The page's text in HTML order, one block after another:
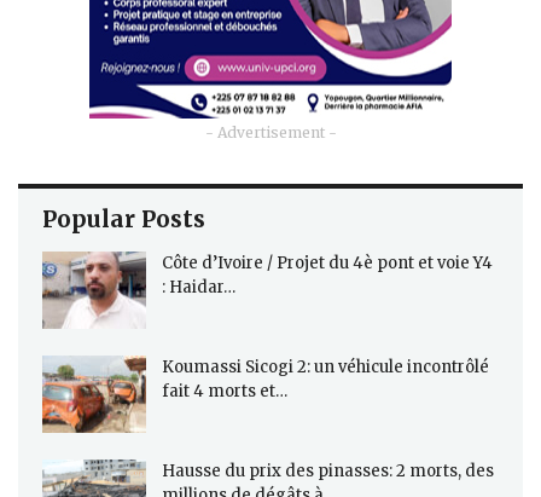
- Advertisement -
Popular Posts
Côte d’Ivoire / Projet du 4è pont et voie Y4
: Haidar…
Koumassi Sicogi 2: un véhicule incontrôlé
fait 4 morts et…
Hausse du prix des pinasses: 2 morts, des